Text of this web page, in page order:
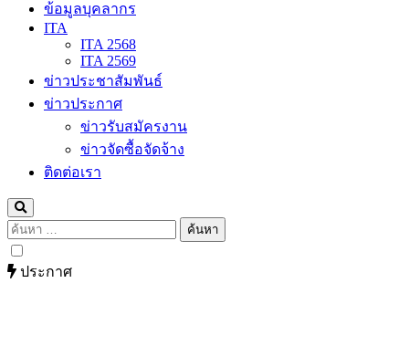
ข้อมูลบุคลากร
ITA
ITA 2568
ITA 2569
ข่าวประชาสัมพันธ์
ข่าวประกาศ
ข่าวรับสมัครงาน
ข่าวจัดซื้อจัดจ้าง
ติดต่อเรา
ค้นหา
สำหรับ:
ประกาศ